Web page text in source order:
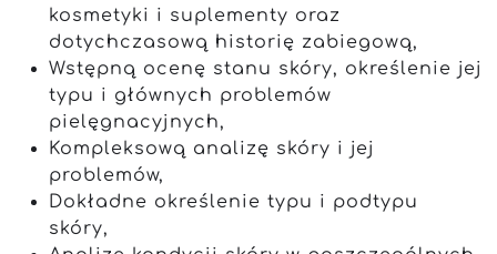
kosmetyki i suplementy oraz
dotychczasową historię zabiegową,
Wstępną ocenę stanu skóry, określenie jej
typu i głównych problemów
pielęgnacyjnych,
Kompleksową analizę skóry i jej
problemów,
Dokładne określenie typu i podtypu
skóry,